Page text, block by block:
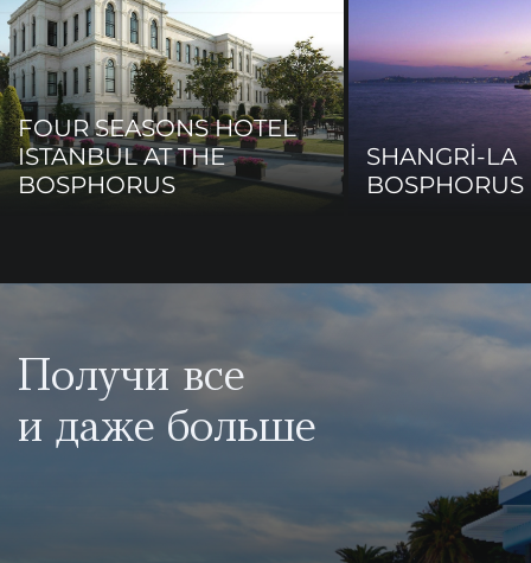
FOUR SEASONS HOTEL
ISTANBUL AT THE
BOSPHORUS
SHANGRİ-LA
Получи все
и даже больше